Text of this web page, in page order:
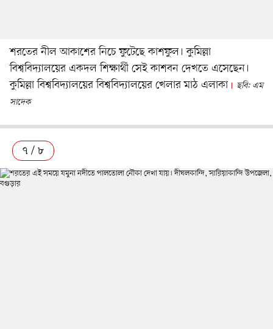
শরতের নীল আকাশের নিচে ফুটেছে কাশফুল। কুমিল্লা
বিশ্ববিদ্যালয়ের একদল শিক্ষার্থী সেই কাশবন দেখতে এসেছেন।
কুমিল্লা বিশ্ববিদ্যালয়ের বিশ্ববিদ্যালয়ের খেলার মাঠ এলাকা
ছবি: এম
সাদেক
৭ / ৮